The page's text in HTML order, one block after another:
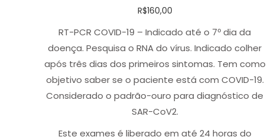
R$160,00
RT-PCR COVID-19 – Indicado até o 7º dia da
doença. Pesquisa o RNA do vírus. Indicado colher
após três dias dos primeiros sintomas. Tem como
objetivo saber se o paciente está com COVID-19.
Considerado o padrão-ouro para diagnóstico de
SAR-CoV2.
Este exames é liberado em até 24 horas do